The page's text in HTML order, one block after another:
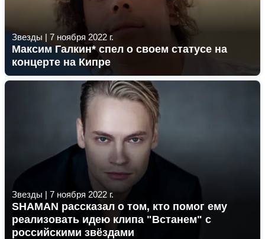
Звезды | 7 ноября 2022 г.
Максим Галкин* спел о своем статусе на
концерте на Кипре
Звезды | 7 ноября 2022 г.
SHAMAN рассказал о том, кто помог ему
реализовать идею клипа "Встанем" с
российскими звёздами